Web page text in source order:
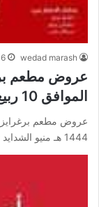
wedad marash 6 أكتوبر,2022
الموافق 10 ربيع الأول 1444 هـ منيو الشدايد
1444 هـ منيو الشدايد عروض مطعم برغرايززر اليوم…